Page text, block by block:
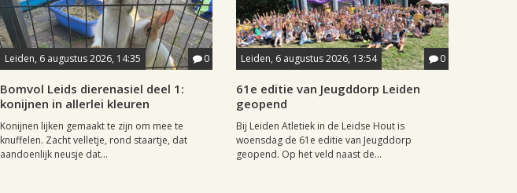
Leiden, 6 augustus 2026, 14:35 0
Bomvol Leids dierenasiel deel 1:
konijnen in allerlei kleuren
Konijnen lijken gemaakt te zijn om mee te
knuffelen. Zacht velletje, rond staartje, dat
aandoenlijk neusje dat...
Leiden, 6 augustus 2026, 13:54 0
61e editie van Jeugddorp Leiden
geopend
Bij Leiden Atletiek in de Leidse Hout is
woensdag de 61e editie van Jeugddorp
geopend. Op het veld naast de...